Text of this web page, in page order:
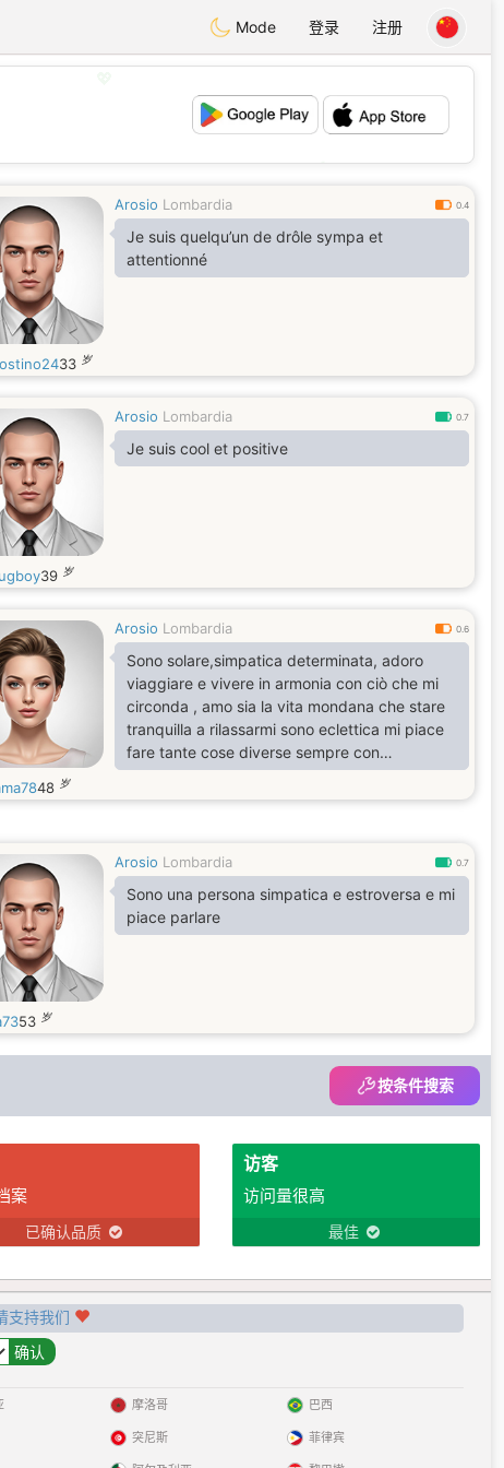
Mode 登录 注册
💕
Arosio Lombardia 0.4
Je suis quelqu’un de drôle sympa et
attentionné
33 岁
Arosio Lombardia 0.7
Je suis cool et positive
39 岁
Arosio Lombardia 0.6
Sono solare,simpatica determinata, adoro
viaggiare e vivere in armonia con ciò che mi
circonda , amo sia la vita mondana che stare
tranquilla a rilassarmi sono eclettica mi piace
fare tante cose diverse sempre con
entusiasmo !
48 岁
Arosio Lombardia 0.7
Sono una persona simpatica e estroversa e mi
piace parlare
53 岁
按条件搜索
案
已确认品质
访客
访问量很高
最佳
支持我们
摩洛哥
突尼斯
巴西
菲律宾